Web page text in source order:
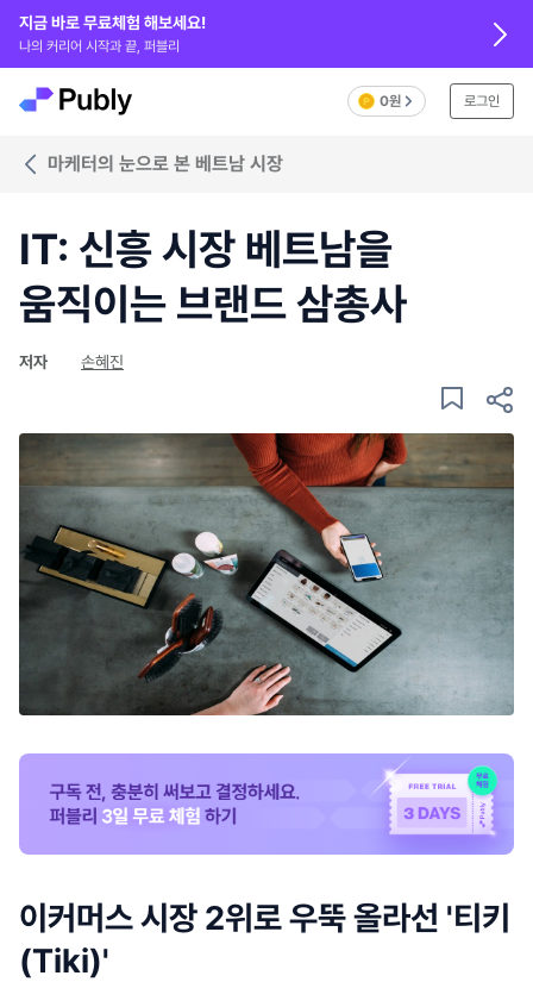
지금 바로 무료체험 해보세요!
나의 커리어 시작과 끝, 퍼블리
0원 로그인
마케터의 눈으로 본 베트남 시장
IT: 신흥 시장 베트남을
움직이는 브랜드 삼총사
저자 손혜진
이커머스 시장 2위로 우뚝 올라선 '티키
(Tiki)'